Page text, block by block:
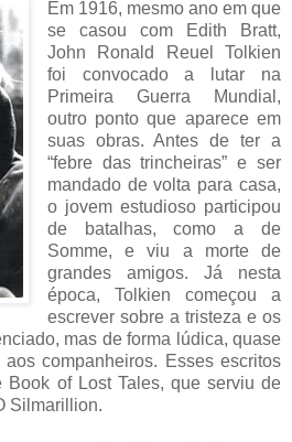
Em 1916, mesmo ano em que
se casou com Edith Bratt,
John Ronald Reuel Tolkien
foi convocado a lutar na
Primeira Guerra Mundial,
outro ponto que aparece em
suas obras. Antes de ter a
“febre das trincheiras” e ser
mandado de volta para casa,
o jovem estudioso participou
de batalhas, como a de
Somme, e viu a morte de
grandes amigos. Já nesta
época, Tolkien começou a
escrever sobre a tristeza e os
mas de forma lúdica, quase
companheiros. Esses escritos
Book of Lost Tales, que serviu de
Silmarillion.